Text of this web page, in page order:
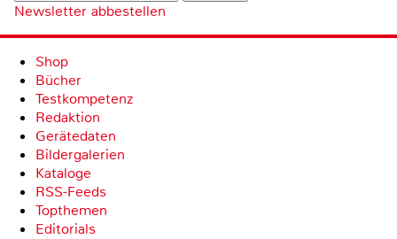
Newsletter abbestellen
Shop
Bücher
Testkompetenz
Redaktion
Gerätedaten
Bildergalerien
Kataloge
RSS-Feeds
Topthemen
Editorials